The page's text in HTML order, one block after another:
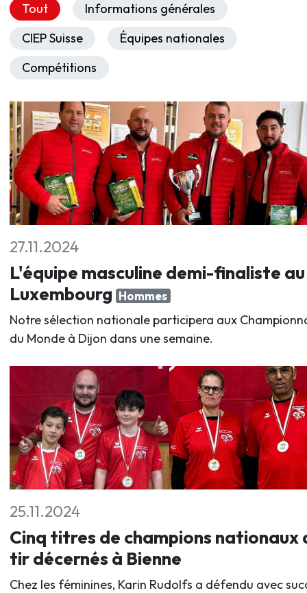
Tout
Informations générales
CIEP Suisse
Équipes nationales
Compétitions
27.11.2024
L'équipe masculine demi-finaliste au
Luxembourg Hommes
Notre sélection nationale participera aux
du Monde à Dijon dans une semaine.
25.11.2024
Cinq titres de champions nationaux
tir décernés à Bienne
Chez les féminines, Karin Rudolfs a défendu avec